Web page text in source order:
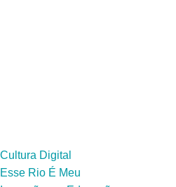
Cultura Digital
Esse Rio É Meu